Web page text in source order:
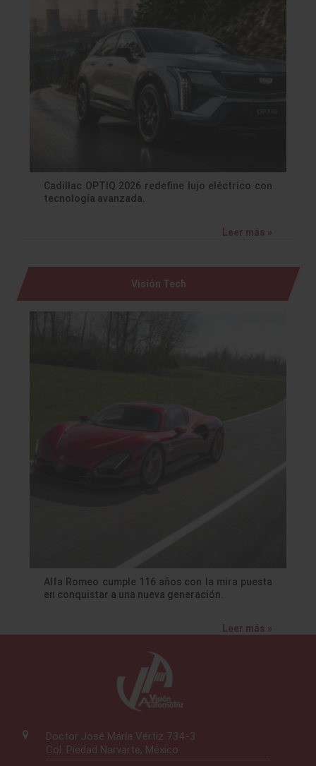
Cadillac OPTIQ 2026 redefine lujo eléctrico con
tecnología avanzada.
Leer más »
Visión Tech
Alfa Romeo cumple 116 años con la mira puesta
en conquistar a una nueva generación.
Leer más »
Doctor José María Vértiz 734-3
Col. Piedad Narvarte, México